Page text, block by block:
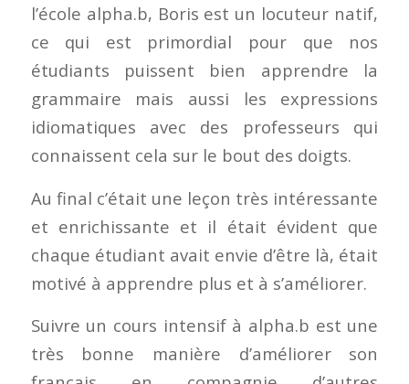
l’école alpha.b, Boris est un locuteur natif,
ce qui est primordial pour que nos
étudiants puissent bien apprendre la
grammaire mais aussi les expressions
idiomatiques avec des professeurs qui
connaissent cela sur le bout des doigts.
Au final c’était une leçon très intéressante
et enrichissante et il était évident que
chaque étudiant avait envie d’être là, était
motivé à apprendre plus et à s’améliorer.
Suivre un cours intensif à alpha.b est une
très bonne manière d’améliorer son